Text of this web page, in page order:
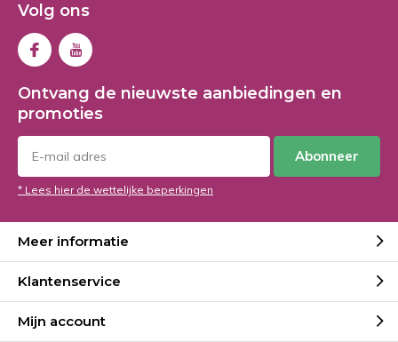
Volg ons
Ontvang de nieuwste aanbiedingen en
promoties
Abonneer
* Lees hier de wettelijke beperkingen
Meer informatie
Klantenservice
Mijn account